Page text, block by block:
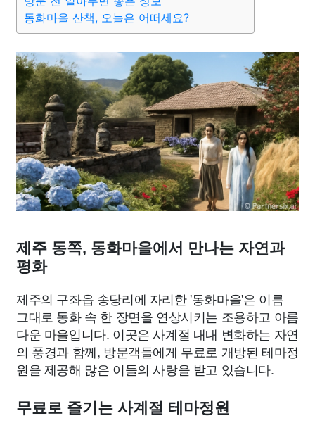
종교 사회 정치 건강 의료 의학 경제
부동산 외국어 교육 교통 생활
동화마을 산책, 오늘은 어떠세요?
제주 동쪽, 동화마을에서 만나는 자연과
평화
제주의 구좌읍 송당리에 자리한 '동화마을'은 이름
그대로 동화 속 한 장면을 연상시키는 조용하고 아름
다운 마을입니다. 이곳은 사계절 내내 변화하는 자연
의 풍경과 함께, 방문객들에게 무료로 개방된 테마정
원을 제공해 많은 이들의 사랑을 받고 있습니다.
무료로 즐기는 사계절 테마정원